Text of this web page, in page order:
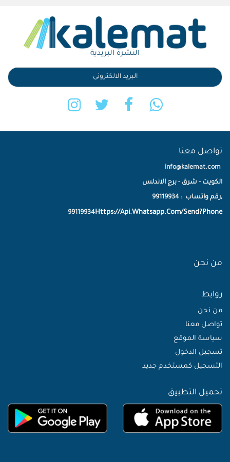
النشرة البريدية
تواصل معنا
info@kalemat.com
الكويت - شرق - برج الاندلس
,رقم واتساب : 99119934
Https://Api.Whatsapp.Com/Send?Phone
99119934
من نحن
روابط
من نحن
تواصل معنا
سياسة الموقع
تسجيل الدخول
التسجيل كمستخدم جديد
تحميل التطبيق